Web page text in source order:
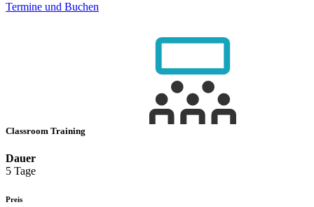
Termine und Buchen
Classroom Training
Dauer
5 Tage
Preis